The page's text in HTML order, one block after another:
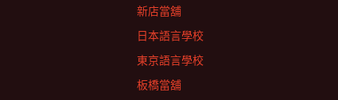
新店當舖
日本語言學校
東京語言學校
板橋當舖